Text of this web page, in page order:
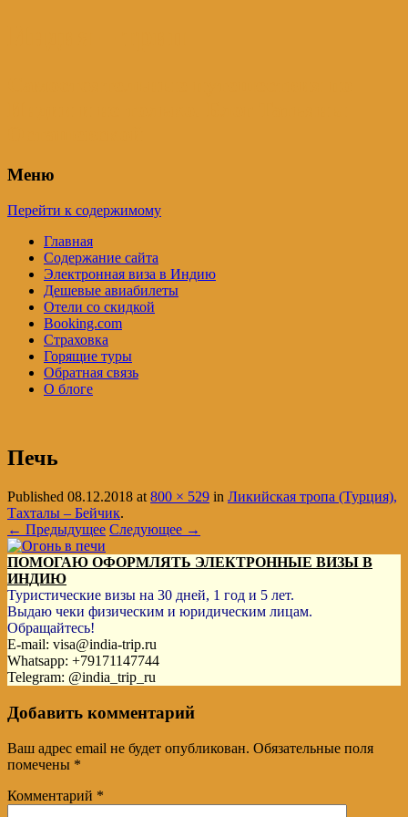
Меню
Перейти к содержимому
Главная
Содержание сайта
Электронная виза в Индию
Дешевые авиабилеты
Отели со скидкой
Booking.com
Страховка
Горящие туры
Обратная связь
О блоге
Печь
Published 08.12.2018 at 800 × 529 in Ликийская тропа (Турция),
Тахталы – Бейчик.
← Предыдущее Следующее →
ПОМОГАЮ ОФОРМЛЯТЬ ЭЛЕКТРОННЫЕ ВИЗЫ В
ИНДИЮ
Туристические визы на 30 дней, 1 год и 5 лет.
Выдаю чеки физическим и юридическим лицам.
Обращайтесь!
E-mail: visa@india-trip.ru
Whatsapp: +79171147744
Telegram: @india_trip_ru
Добавить комментарий
Ваш адрес email не будет опубликован. Обязательные поля
помечены *
Комментарий *